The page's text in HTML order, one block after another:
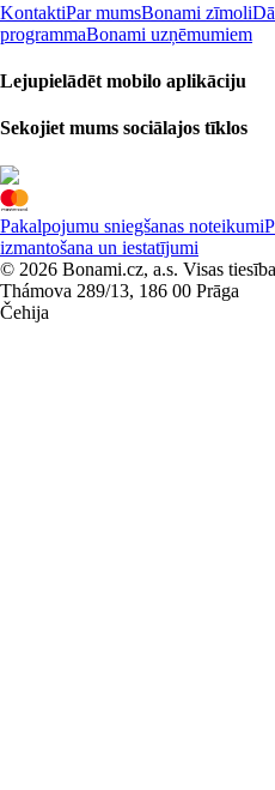
KontaktiPar mumsBonami zīmoli
programmaBonami uzņēmumiem
Lejupielādēt mobilo aplikāciju
Sekojiet mums sociālajos tīklos
Pakalpojumu sniegšanas noteikumi
izmantošana un iestatījumi
© 2026 Bonami.cz, a.s. Visas
Thámova 289/13, 186 00 Prāga
Čehija